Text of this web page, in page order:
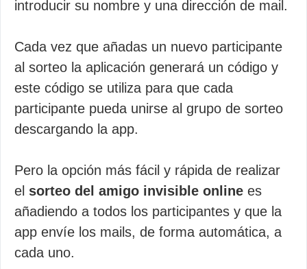
introducir su nombre y una dirección de mail.
Cada vez que añadas un nuevo participante
al sorteo la aplicación generará un código y
este código se utiliza para que cada
participante pueda unirse al grupo de sorteo
descargando la app.
Pero la opción más fácil y rápida de realizar
el sorteo del amigo invisible online es
añadiendo a todos los participantes y que la
app envíe los mails, de forma automática, a
cada uno.